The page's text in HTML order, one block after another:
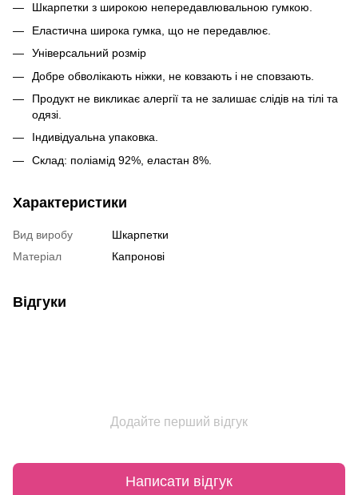
Шкарпетки з широкою непередавлювальною гумкою.
Еластична широка гумка, що не передавлює.
Універсальний розмір
Добре обволікають ніжки, не ковзають і не сповзають.
Продукт не викликає алергії та не залишає слідів на тілі та
одязі.
Індивідуальна упаковка.
Склад: поліамід 92%, еластан 8%.
Характеристики
Вид виробу
Шкарпетки
Матеріал
Капронові
Відгуки
Додайте перший відгук
Написати відгук